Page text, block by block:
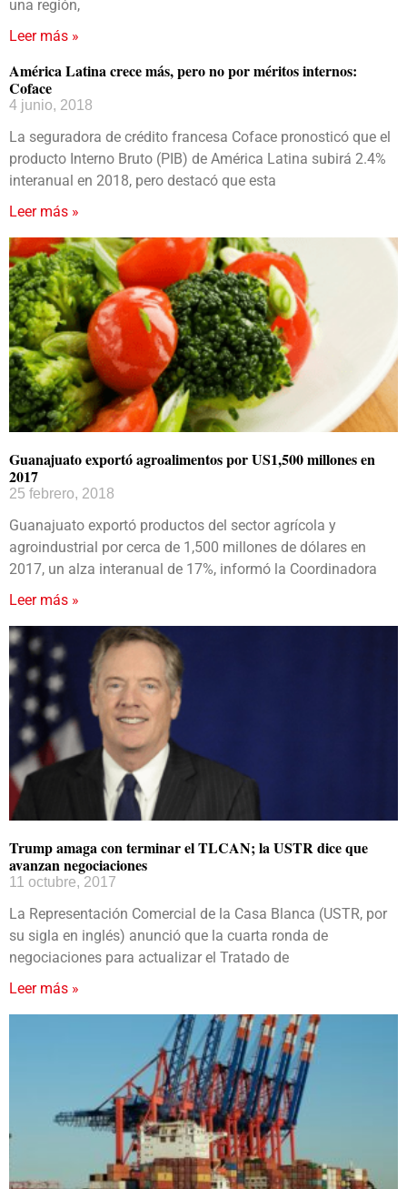
una región,
Leer más »
América Latina crece más, pero no por méritos internos:
Coface
4 junio, 2018
La seguradora de crédito francesa Coface pronosticó que el
producto Interno Bruto (PIB) de América Latina subirá 2.4%
interanual en 2018, pero destacó que esta
Leer más »
Guanajuato exportó agroalimentos por US1,500 millones en
2017
25 febrero, 2018
Guanajuato exportó productos del sector agrícola y
agroindustrial por cerca de 1,500 millones de dólares en
2017, un alza interanual de 17%, informó la Coordinadora
Leer más »
Trump amaga con terminar el TLCAN; la USTR dice que
avanzan negociaciones
11 octubre, 2017
La Representación Comercial de la Casa Blanca (USTR, por
su sigla en inglés) anunció que la cuarta ronda de
negociaciones para actualizar el Tratado de
Leer más »